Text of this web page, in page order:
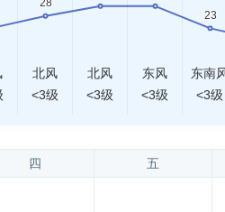
北风
<3级
北风
<3级
东风
<3级
东南
<3级
四 五